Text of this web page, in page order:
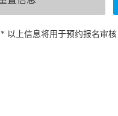
* 以上信息将用于预约报名审